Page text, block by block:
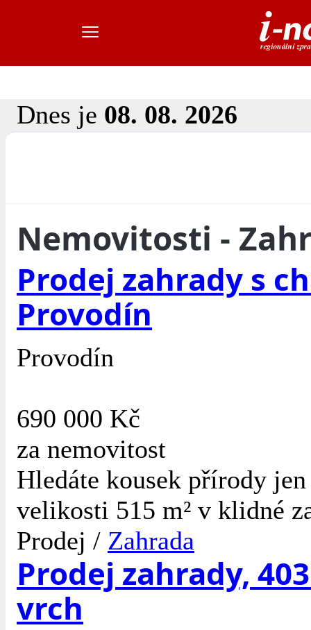
Dnes je 08. 08. 2026
Nemovitosti -
Prodej zahrady s
Provodín
Provodín
690 000 Kč
za nemovitost
Hledáte kousek přírody
velikosti 515 m² v klidné
Prodej / Zahrada
Prodej zahrady,
vrch